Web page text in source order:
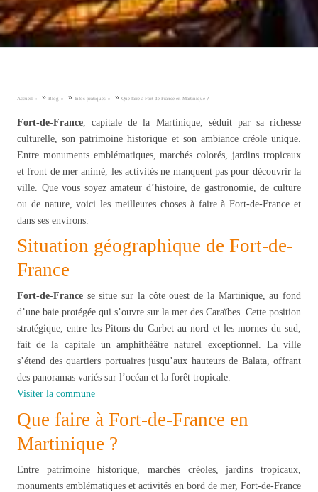
Accueil » Blog » Infos pratiques » Que faire à Fort-de-France en Martinique ?
Fort-de-France , capitale de la Martinique, séduit par sa richesse
culturelle, son patrimoine historique et son ambiance créole unique.
Entre monuments emblématiques, marchés colorés, jardins tropicaux
et front de mer animé, les activités ne manquent pas pour découvrir la
ville. Que vous soyez amateur d’histoire, de gastronomie, de culture
ou de nature, voici les meilleures choses à faire à Fort-de-France et
dans ses environs.
Situation géographique de Fort-de-
France
Fort-de-France se situe sur la côte ouest de la Martinique, au fond
d’une baie protégée qui s’ouvre sur la mer des Caraïbes. Cette position
stratégique, entre les Pitons du Carbet au nord et les mornes du sud,
fait de la capitale un amphithéâtre naturel exceptionnel. La ville
s’étend des quartiers portuaires jusqu’aux hauteurs de Balata, offrant
des panoramas variés sur l’océan et la forêt tropicale.
Visiter la commune
Que faire à Fort-de-France en
Martinique ?
Entre patrimoine historique, marchés créoles, jardins tropicaux,
monuments emblématiques et activités en bord de mer, Fort-de-France